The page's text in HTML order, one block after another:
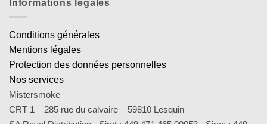
Informations légales
Conditions générales
Mentions légales
Protection des données personnelles
Nos services
Mistersmoke
CRT 1 – 285 rue du calvaire – 59810 Lesquin